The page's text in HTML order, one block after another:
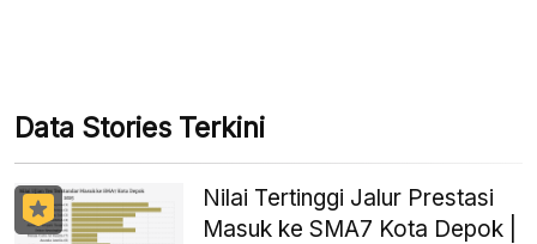
Data Stories Terkini
Nilai Tertinggi Jalur Prestasi
Masuk ke SMA7 Kota Depok |